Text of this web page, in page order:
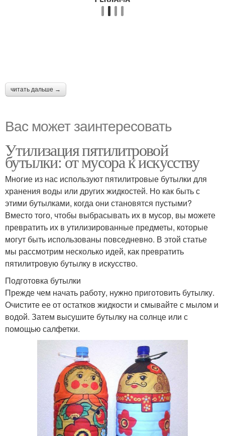
читать дальше →
Вас может заинтересовать
Утилизация пятилитровой
бутылки: от мусора к искусству
Многие из нас используют пятилитровые бутылки для
хранения воды или других жидкостей. Но как быть с
этими бутылками, когда они становятся пустыми?
Вместо того, чтобы выбрасывать их в мусор, вы можете
превратить их в утилизированные предметы, которые
могут быть использованы повседневно. В этой статье
мы рассмотрим несколько идей, как превратить
пятилитровую бутылку в искусство.
Подготовка бутылки
Прежде чем начать работу, нужно приготовить бутылку.
Очистите ее от остатков жидкости и смывайте с мылом и
водой. Затем высушите бутылку на солнце или с
помощью салфетки.